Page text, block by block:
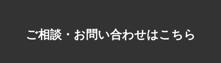
ご相談・お問い合わせはこちら